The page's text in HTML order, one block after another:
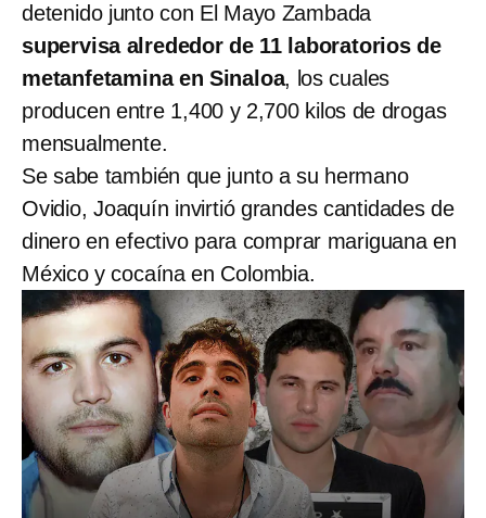
detenido junto con El Mayo Zambada
supervisa alrededor de 11 laboratorios de
metanfetamina en Sinaloa, los cuales
producen entre 1,400 y 2,700 kilos de drogas
mensualmente.
Se sabe también que junto a su hermano
Ovidio, Joaquín invirtió grandes cantidades de
dinero en efectivo para comprar mariguana en
México y cocaína en Colombia.